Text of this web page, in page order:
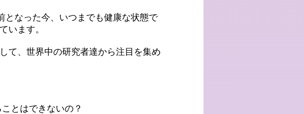
となった今、いつまでも健康な状態で
います。
て、世界中の研究者達から注目を集め
とはできないの？